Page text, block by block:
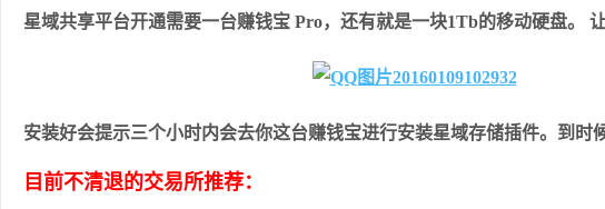
星域共享平台开通需要一台赚钱宝 Pro，还有就是一块1Tb的移动硬盘。
安装好会提示三个小时内会去你这台赚钱宝进行安装星域存储插件。到时
目前不清退的交易所推荐：